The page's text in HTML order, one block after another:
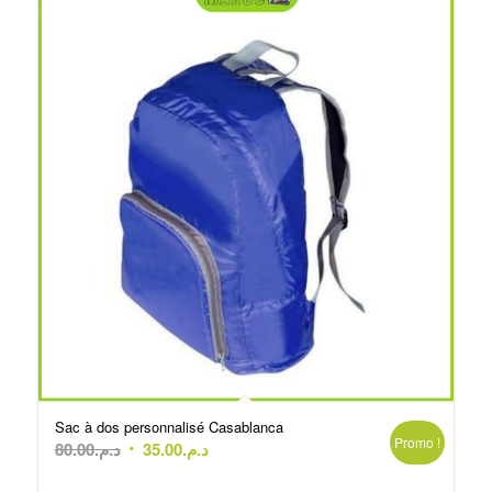
Sac à dos personnalisé Casablanca
د.م.80.00
Le
د.م.35.00
Le
Promo !